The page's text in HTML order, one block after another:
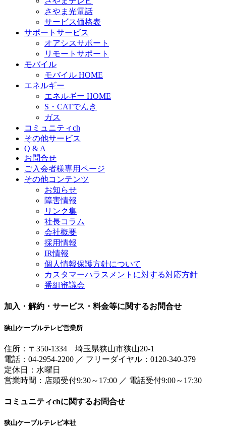
さやま光電話
サービス価格表
サポートサービス
オアシスサポート
リモートサポート
モバイル
モバイル HOME
エネルギー
エネルギー HOME
S・CATでんき
ガス
コミュニティch
その他サービス
Q & A
お問合せ
ご入会者様専用ページ
その他コンテンツ
お知らせ
障害情報
リンク集
社長コラム
会社概要
採用情報
IR情報
個人情報保護方針について
カスタマーハラスメントに対する対応方針
番組審議会
加入・解約・サービス・料金等に関するお問合せ
狭山ケーブルテレビ営業所
住所： 〒350-1334 埼玉県狭山市狭山20-1
電話： 04-2954-2200 ／ フリーダイヤル：0120-340-379
定休日：水曜日
営業時間： 店頭受付9:30～17:00 ／ 電話受付9:00～17:30
コミュニティchに関するお問合せ
狭山ケーブルテレビ本社